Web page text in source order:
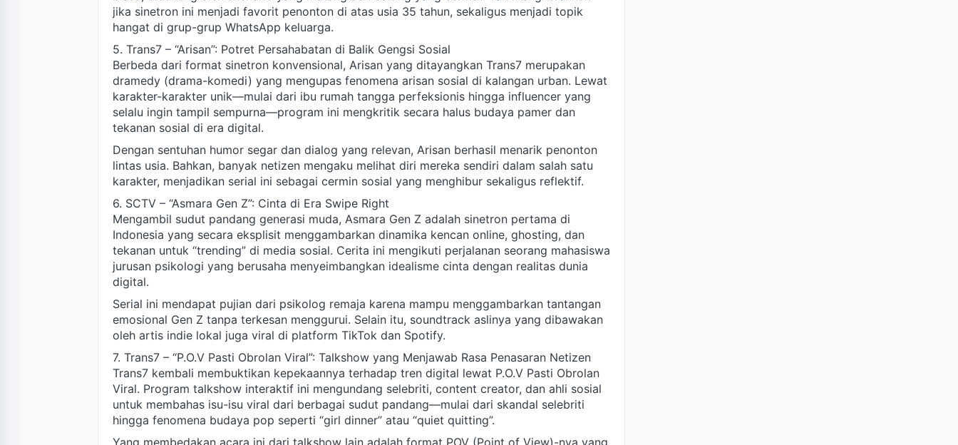
jika sinetron ini menjadi favorit penonton di atas usia 35 tahun, sekaligus menjadi topik
hangat di grup-grup WhatsApp keluarga.
5. Trans7 – “Arisan”: Potret Persahabatan di Balik Gengsi Sosial
Berbeda dari format sinetron konvensional, Arisan yang ditayangkan Trans7 merupakan
dramedy (drama-komedi) yang mengupas fenomena arisan sosial di kalangan urban. Lewat
karakter-karakter unik—mulai dari ibu rumah tangga perfeksionis hingga influencer yang
selalu ingin tampil sempurna—program ini mengkritik secara halus budaya pamer dan
tekanan sosial di era digital.
Dengan sentuhan humor segar dan dialog yang relevan, Arisan berhasil menarik penonton
lintas usia. Bahkan, banyak netizen mengaku melihat diri mereka sendiri dalam salah satu
karakter, menjadikan serial ini sebagai cermin sosial yang menghibur sekaligus reflektif.
6. SCTV – “Asmara Gen Z”: Cinta di Era Swipe Right
Mengambil sudut pandang generasi muda, Asmara Gen Z adalah sinetron pertama di
Indonesia yang secara eksplisit menggambarkan dinamika kencan online, ghosting, dan
tekanan untuk “trending” di media sosial. Cerita ini mengikuti perjalanan seorang mahasiswa
jurusan psikologi yang berusaha menyeimbangkan idealisme cinta dengan realitas dunia
digital.
Serial ini mendapat pujian dari psikolog remaja karena mampu menggambarkan tantangan
emosional Gen Z tanpa terkesan menggurui. Selain itu, soundtrack aslinya yang dibawakan
oleh artis indie lokal juga viral di platform TikTok dan Spotify.
7. Trans7 – “P.O.V Pasti Obrolan Viral”: Talkshow yang Menjawab Rasa Penasaran Netizen
Trans7 kembali membuktikan kepekaannya terhadap tren digital lewat P.O.V Pasti Obrolan
Viral. Program talkshow interaktif ini mengundang selebriti, content creator, dan ahli sosial
untuk membahas isu-isu viral dari berbagai sudut pandang—mulai dari skandal selebriti
hingga fenomena budaya pop seperti “girl dinner” atau “quiet quitting”.